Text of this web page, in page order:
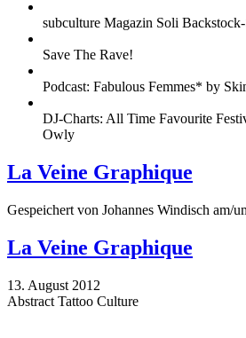
subculture Magazin Soli
Save The Rave!
Podcast: Fabulous Femmes* by
DJ-Charts: All Time Favourite
Owly
La Veine Graphique
Gespeichert von Johannes Windisch am/
La Veine Graphique
13. August 2012
Abstract Tattoo Culture